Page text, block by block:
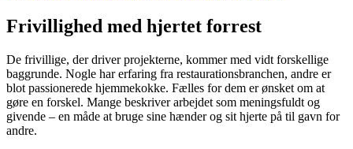
Frivillighed med hjertet forrest
De frivillige, der driver projekterne, kommer med vidt forskellige
baggrunde. Nogle har erfaring fra restaurationsbranchen, andre er
blot passionerede hjemmekokke. Fælles for dem er ønsket om at
gøre en forskel. Mange beskriver arbejdet som meningsfuldt og
givende – en måde at bruge sine hænder og sit hjerte på til gavn for
andre.